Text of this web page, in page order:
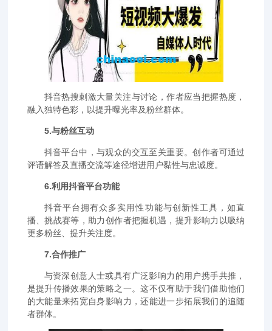
抖音热搜刺激大量关注与讨论，作者应当把握热度，
融入独特色彩，以提升曝光率及粉丝群体。
5.与粉丝互动
抖音平台中，与观众的交互至关重要。创作者可通过
评语解答及直播交流等途径增进用户黏性与忠诚度。
6.利用抖音平台功能
抖音平台拥有众多实用性功能与创新性工具，如直
播、挑战赛等，助力创作者把握机遇，提升影响力以吸纳
更多粉丝、提升关注度。
7.合作推广
与资深创意人士或具有广泛影响力的用户携手共推，
是提升传播效果的策略之一。这不仅有助于我们借助他们
的大能量来拓宽自身影响力，还能进一步拓展我们的追随
者群体。